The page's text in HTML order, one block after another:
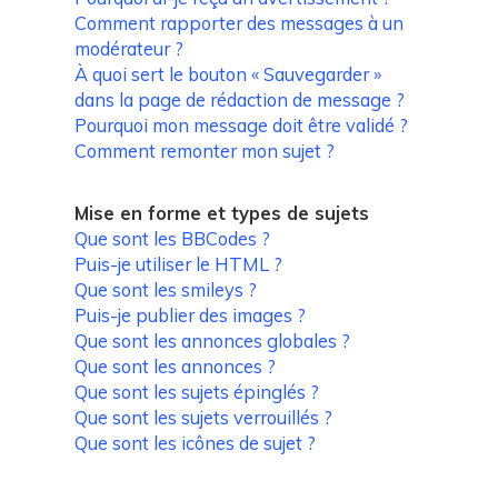
Comment rapporter des messages à un
modérateur ?
À quoi sert le bouton « Sauvegarder »
dans la page de rédaction de message ?
Pourquoi mon message doit être validé ?
Comment remonter mon sujet ?
Mise en forme et types de sujets
Que sont les BBCodes ?
Puis-je utiliser le HTML ?
Que sont les smileys ?
Puis-je publier des images ?
Que sont les annonces globales ?
Que sont les annonces ?
Que sont les sujets épinglés ?
Que sont les sujets verrouillés ?
Que sont les icônes de sujet ?